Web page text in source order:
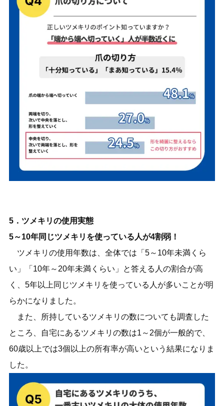
5．ツメキリの使用実態
5～10年同じツメキリを使っている人が4割弱！
ツメキリの使用年数は、全体では「5～10年未満くら
い」「10年～20年未満くらい」と答える人の割合が高
く、5年以上同じツメキリを使っている人が多いことが明
らかになりました。
また、所持しているツメキリの数についても調査した
ところ、自宅にあるツメキリの数は1～2個が一般的で、
60歳以上では3個以上の所有率が高いという結果になりま
した。